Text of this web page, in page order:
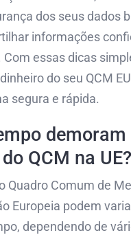
dos seus dados
informações
essas dicas
do seu QCM
segura e rápida.
demoram
QCM na UE?
Quadro Comum de
Europeia podem
dependendo de